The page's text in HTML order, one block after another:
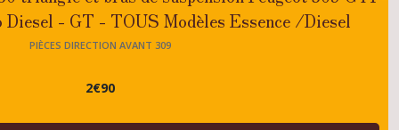
- GT - TOUS Modèles Essence /Diesel
PIÈCES DIRECTION AVANT 309
2€90